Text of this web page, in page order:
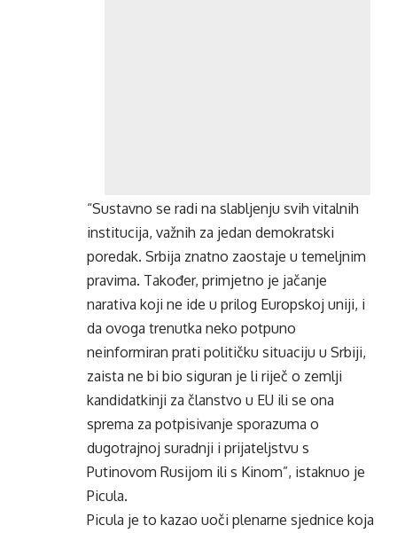
“Sustavno se radi na slabljenju svih vitalnih
institucija, važnih za jedan demokratski
poredak. Srbija znatno zaostaje u temeljnim
pravima. Također, primjetno je jačanje
narativa koji ne ide u prilog Europskoj uniji, i
da ovoga trenutka neko potpuno
neinformiran prati političku situaciju u Srbiji,
zaista ne bi bio siguran je li riječ o zemlji
kandidatkinji za članstvo u EU ili se ona
sprema za potpisivanje sporazuma o
dugotrajnoj suradnji i prijateljstvu s
Putinovom Rusijom ili s Kinom”, istaknuo je
Picula.
Picula je to kazao uoči plenarne sjednice koja